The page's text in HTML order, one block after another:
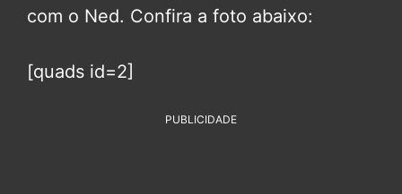
com o Ned. Confira a foto abaixo:
[quads id=2]
PUBLICIDADE